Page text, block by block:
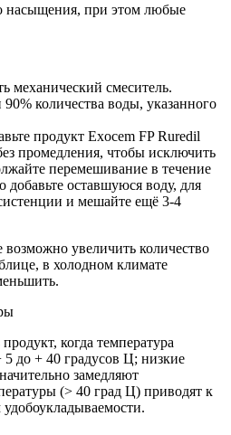
насыщения, при этом любые
механический смеситель.
количества воды, указанного
продукт Exocem FP Ruredil
промедления, чтобы исключить
перемешивание в течение
добавьте оставшуюся воду, для
и мешайте ещё 3-4
увеличить количество
в холодном климате
когда температура
5 до + 40 градусов Ц; низкие
замедляют
(> 40 град Ц) приводят к